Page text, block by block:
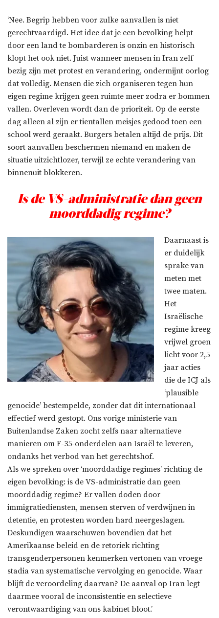
‘Nee. Begrip hebben voor zulke aanvallen is niet
gerechtvaardigd. Het idee dat je een bevolking helpt
door een land te bombarderen is onzin en historisch
klopt het ook niet. Juist wanneer mensen in Iran zelf
bezig zijn met protest en verandering, ondermijnt oorlog
dat volledig. Mensen die zich organiseren tegen hun
eigen regime krijgen geen ruimte meer zodra er bommen
vallen. Overleven wordt dan de prioriteit. Op de eerste
dag alleen al zijn er tientallen meisjes gedood toen een
school werd geraakt. Burgers betalen altijd de prijs. Dit
soort aanvallen beschermen niemand en maken de
situatie uitzichtlozer, terwijl ze echte verandering van
binnenuit blokkeren.
Is de VS-administratie dan geen
moorddadig regime?
Daarnaast is
er duidelijk
sprake van
meten met
twee maten.
Het
Israëlische
regime kreeg
vrijwel groen
licht voor 2,5
jaar acties
die de ICJ als
‘plausible
genocide’ bestempelde, zonder dat dit internationaal
effectief werd gestopt. Ons vorige ministerie van
Buitenlandse Zaken zocht zelfs naar alternatieve
manieren om F-35-onderdelen aan Israël te leveren,
ondanks het verbod van het gerechtshof.
Als we spreken over ‘moorddadige regimes’ richting de
eigen bevolking: is de VS-administratie dan geen
moorddadig regime? Er vallen doden door
immigratiediensten, mensen sterven of verdwijnen in
detentie, en protesten worden hard neergeslagen.
Deskundigen waarschuwen bovendien dat het
Amerikaanse beleid en de retoriek richting
transgenderpersonen kenmerken vertonen van vroege
stadia van systematische vervolging en genocide. Waar
blijft de veroordeling daarvan? De aanval op Iran legt
daarmee vooral de inconsistentie en selectieve
verontwaardiging van ons kabinet bloot.’